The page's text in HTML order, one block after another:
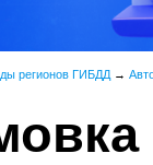
регионов ГИБДД →